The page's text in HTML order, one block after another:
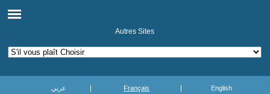
Autres Sites
عربي Français English